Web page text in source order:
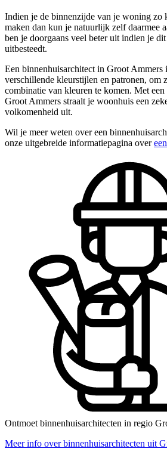
Indien je de binnenzijde van je woning zo
maken dan kun je natuurlijk zelf daarmee
ben je doorgaans veel beter uit indien je
uitbesteedt.
Een binnenhuisarchitect in Groot Ammers
verschillende kleurstijlen en patronen, om
combinatie van kleuren te komen. Met
Groot Ammers straalt je woonhuis een
volkomenheid uit.
Wil je meer weten over een
onze uitgebreide informatiepagina over
Ontmoet binnenhuisarchitecten in regio
Meer info over binnenhuisarchitecten uit